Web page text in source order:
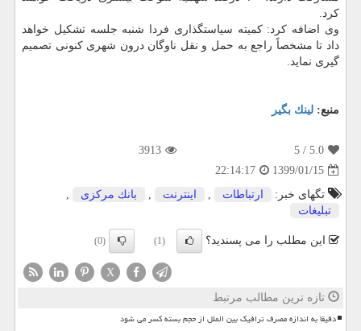
كرد.
وی اضافه كرد: كمیته سیاستگذاری فردا شنبه جلسه تشكیل خواهد
داد تا مشخصاً راجع به حمل و نقل ناوگان درون شهری كنونی تصمیم
گیری نماید.
منبع: لینك بگیر
5.0
/ 5
3913
1399/01/15
22:14:17
تگهای خبر:
ارتباطات , اینترنت , بانك مركزی
,
تبلیغات
این مطلب را می پسندید؟ (1)
(0)
X
تازه ترین مطالب مرتبط
دقیقا به اندازه مصرف ترافیک بین الملل از حجم بسته کسر می شود